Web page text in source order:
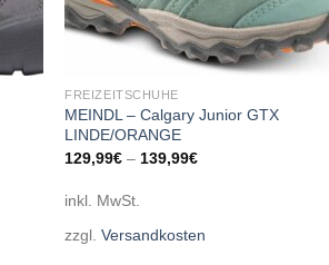
FREIZEITSCHUHE
MEINDL – Calgary Junior GTX
LINDE/ORANGE
129,99€ – 139,99€
inkl. MwSt.
zzgl.Versandkosten